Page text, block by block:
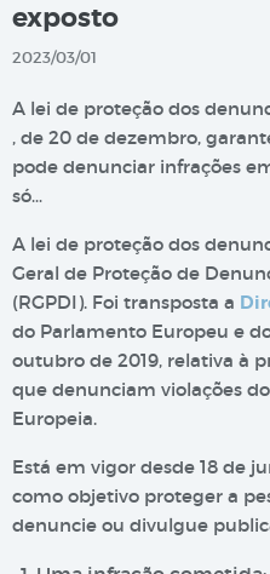
exposto
2023/03/01
A lei de proteção dos
, de 20 de dezembro,
pode denunciar infrações
só…
A lei de proteção dos
Geral de Proteção de
(RGPDI). Foi transposta a
do Parlamento Europeu e
outubro de 2019, relativa à
que denunciam violações
Europeia.
Está em vigor desde 18 de
como objetivo proteger a
denuncie ou divulgue